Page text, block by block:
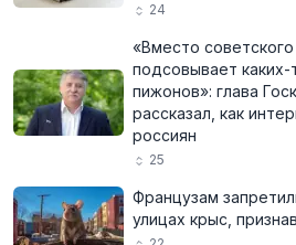
24
«Вместо
подсовывает каких-
пижонов»: глава
рассказал, как
россиян
25
Французам
улицах крыс,